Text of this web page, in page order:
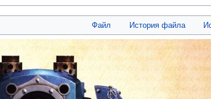
Файл История файла